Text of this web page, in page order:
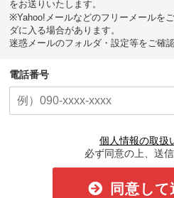
をお送りいたします。
※Yahoo!メールなどのフリーメールを
ダに入る場合があります。
迷惑メールのフォルダ・設定等をご確認
電話番号
個人情報の取扱
必ず同意の上、送信
同意して